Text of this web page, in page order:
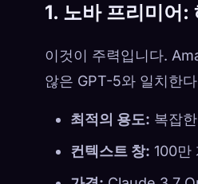
1. 노바 프리미어:
이것이 주력입니다.
않은 GPT-5와 일치한
최적의 용도: 복잡
컨텍스트 창: 100만